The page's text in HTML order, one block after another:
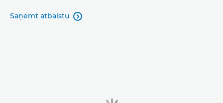
Saņemt atbalstu 